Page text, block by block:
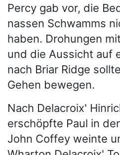
Percy gab vor, die
nassen Schwamms
haben. Drohungen
und die Aussicht auf
nach Briar Ridge
Gehen bewegen.
Nach Delacroix'
erschöpfte Paul in
John Coffey weinte